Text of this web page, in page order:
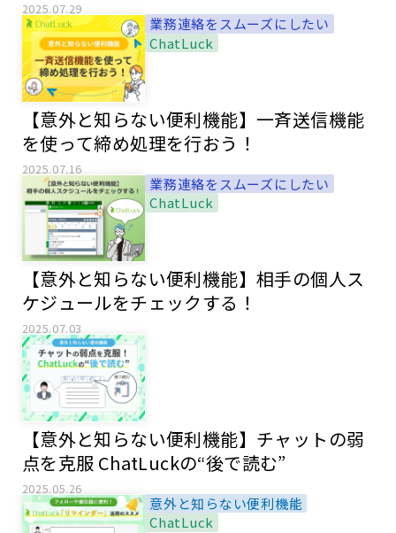
2025.07.29
業務連絡をスムーズにしたい
ChatLuck
【意外と知らない便利機能】一斉送信機能
を使って締め処理を行おう！
2025.07.16
業務連絡をスムーズにしたい
ChatLuck
【意外と知らない便利機能】相手の個人ス
ケジュールをチェックする！
2025.07.03
【意外と知らない便利機能】チャットの弱
点を克服 ChatLuckの“後で読む”
2025.05.26
意外と知らない便利機能
ChatLuck